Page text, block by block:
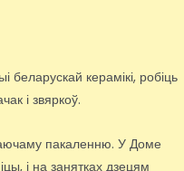
керамікі, робіць
і звяркоў.
пакаленню. У Доме
і на занятках дзецям